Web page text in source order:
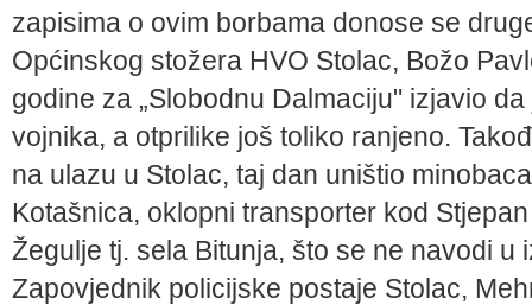
zapisima o ovim borbama donose se
Općinskog stožera HVO Stolac, Božo
godine za „Slobodnu Dalmaciju" izjavio
vojnika, a otprilike još toliko ranjeno.
na ulazu u Stolac, taj dan uništio
Kotašnica, oklopni transporter kod
Žegulje tj. sela Bitunja, što se ne navodi
Zapovjednik policijske postaje Stolac,